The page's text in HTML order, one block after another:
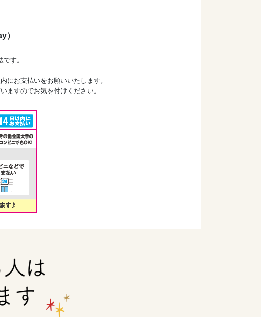
）
す。
にお支払いをお願いいたします。
ますのでお気を付けください。